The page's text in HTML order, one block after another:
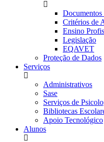
Documentos
Critérios de
Ensino
Legislação
EQAVET
Proteção de Dados
Serviços
Administrativos
Sase
Serviços de
Bibliotecas
Apoio Tecnológico
Alunos